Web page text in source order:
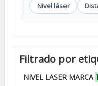
Nivel láser
Filtrado por
NIVEL LASER MARCA